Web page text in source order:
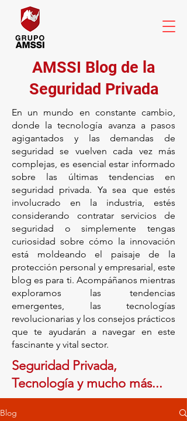
AMSSI Blog de la
Seguridad Privada
En un mundo en constante cambio,
donde la tecnología avanza a pasos
agigantados y las demandas de
seguridad se vuelven cada vez más
complejas, es esencial estar informado
sobre las últimas tendencias en
seguridad privada. Ya sea que estés
involucrado en la industria, estés
considerando contratar servicios de
seguridad o simplemente tengas
curiosidad sobre cómo la innovación
está moldeando el paisaje de la
protección personal y empresarial, este
blog es para ti. Acompáñanos mientras
exploramos las tendencias
emergentes, las tecnologías
revolucionarias y los consejos prácticos
que te ayudarán a navegar en este
fascinante y vital sector.
Seguridad Privada,
Tecnología y mucho más...
Blog